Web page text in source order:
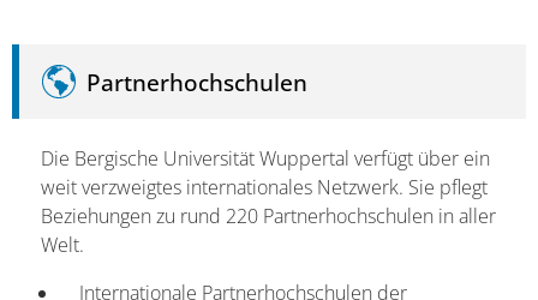
Partnerhochschulen
Die Bergische Universität Wuppertal verfügt über ein
weit verzweigtes internationales Netzwerk. Sie pflegt
Beziehungen zu rund 220 Partnerhochschulen in aller
Welt.
Internationale Partnerhochschulen der